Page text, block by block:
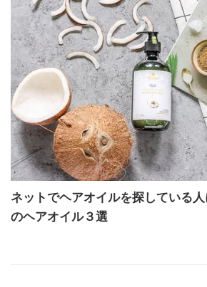
ネットでヘアオイルを探している
のヘアオイル３選